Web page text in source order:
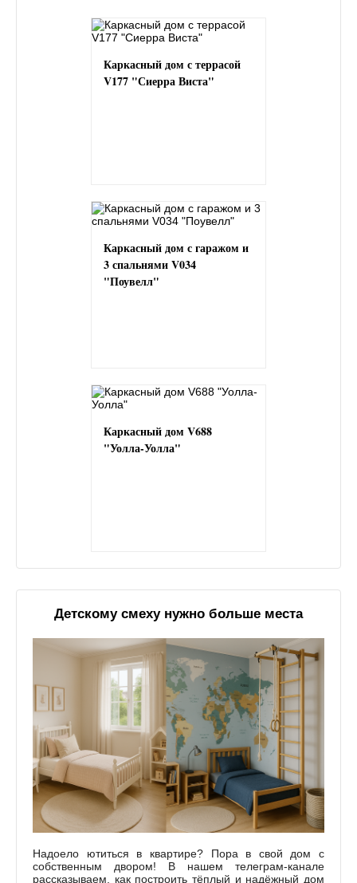
Каркасный дом с террасой
V177 "Сиерра Виста"
Каркасный дом с гаражом и
3 спальнями V034
"Поувелл"
Каркасный дом V688
"Уолла-Уолла"
Детскому смеху нужно больше места
Надоело ютиться в квартире? Пора в свой дом с
собственным двором! В нашем телеграм-канале
рассказываем, как построить тёплый и надёжный дом